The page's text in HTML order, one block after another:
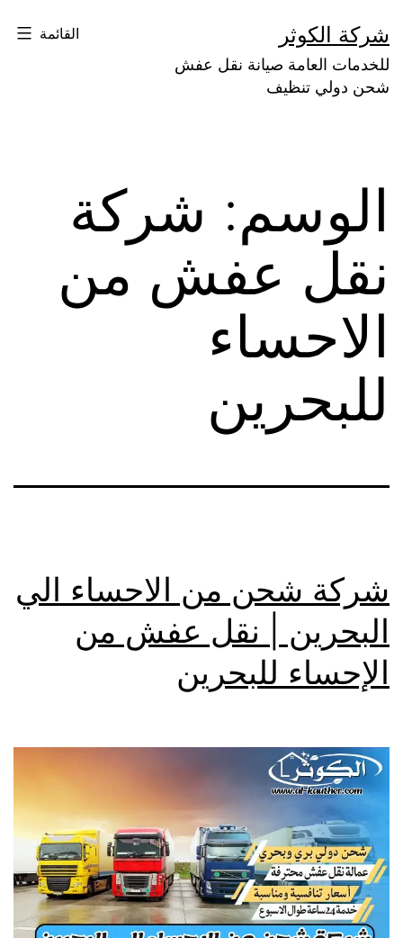
إلى
المحتوى
شركة الكوثر
للخدمات العامة صيانة نقل عفش
شحن دولي تنظيف
القائمة
الوسم: شركة
نقل عفش من
الاحساء
للبحرين
شركة شحن من الاحساء الي
البحرين | نقل عفش من
الإحساء للبحرين